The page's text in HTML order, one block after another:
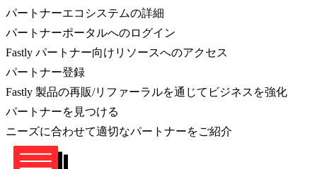
パートナーエコシステムの詳細
パートナーポータルへのログイン
Fastly パートナー向けリソースへのアクセス
パートナー登録
Fastly 製品の再販/リファーラルを通じてビジネスを強化
パートナーを見つける
ニーズに合わせて適切なパートナーをご紹介